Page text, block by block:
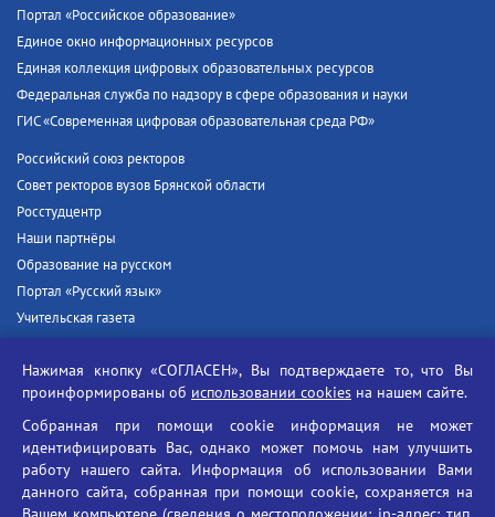
Портал «Российское образование»
Единое окно информационных ресурсов
Единая коллекция цифровых образовательных ресурсов
Федеральная служба по надзору в сфере образования и науки
ГИС «Современная цифровая образовательная среда РФ»
Российский союз ректоров
Совет ректоров вузов Брянской области
Росстудцентр
Наши партнёры
Образование на русском
Портал «Русский язык»
Учительская газета
Единый портал государственных услуг
Противодействие угрозам информационной безопасности
Социальные ролики - Генеральная прокуратура РФ
Противодействие коррупции
Нажимая кнопку «СОГЛАСЕН», Вы подтверждаете то, что Вы
проинформированы об использовании cookies на нашем сайте.
Собранная при помощи cookie информация не может
идентифицировать Вас, однако может помочь нам улучшить
работу нашего сайта. Информация об использовании Вами
данного сайта, собранная при помощи cookie, сохраняется на